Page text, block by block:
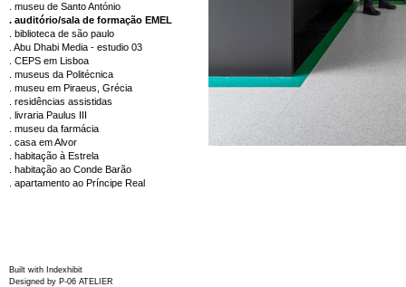
. museu de Santo António
. auditório/sala de formação EMEL
. biblioteca de são paulo
. Abu Dhabi Media - estudio 03
. CEPS em Lisboa
. museus da Politécnica
. museu em Piraeus, Grécia
. residências assistidas
. livraria Paulus III
. museu da farmácia
. casa em Alvor
. habitação à Estrela
. habitação ao Conde Barão
. apartamento ao Príncipe Real
Built with Indexhibit
Designed by P-06 ATELIER